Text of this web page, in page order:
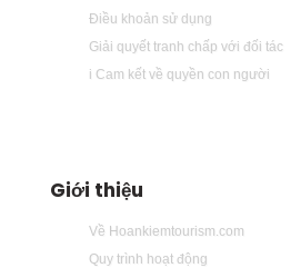
Điều khoản sử dụng
Giải quyết tranh chấp với đối tác
i Cam kết về quyền con người
Giới thiệu
Về Hoankiemtourism.com
Quy trình hoạt động